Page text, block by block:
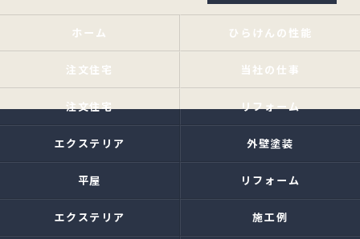
ホーム ひらけんの性能
注文住宅 当社の仕事
注文住宅 リフォーム
エクステリア 外壁塗装
平屋 リフォーム
エクステリア 施工例